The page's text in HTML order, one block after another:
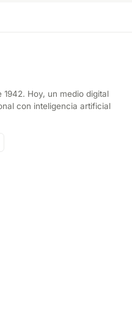
Hoy, un medio digital
con inteligencia artificial